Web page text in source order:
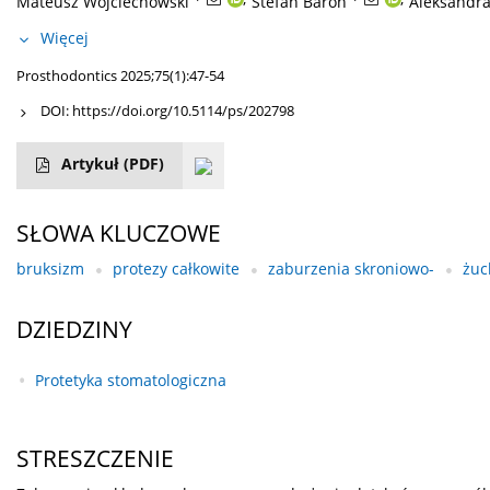
Więcej
Prosthodontics 2025;75(1):47-54
DOI: https://doi.org/10.5114/ps/202798
Artykuł (PDF)
SŁOWA KLUCZOWE
bruksizm protezy całkowite zaburzenia skroniowo-
DZIEDZINY
Protetyka stomatologiczna
STRESZCZENIE